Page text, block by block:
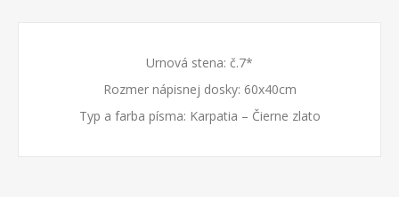
Urnová stena: č.7*
Rozmer nápisnej dosky: 60x40cm
Typ a farba písma: Karpatia – Čierne zlato